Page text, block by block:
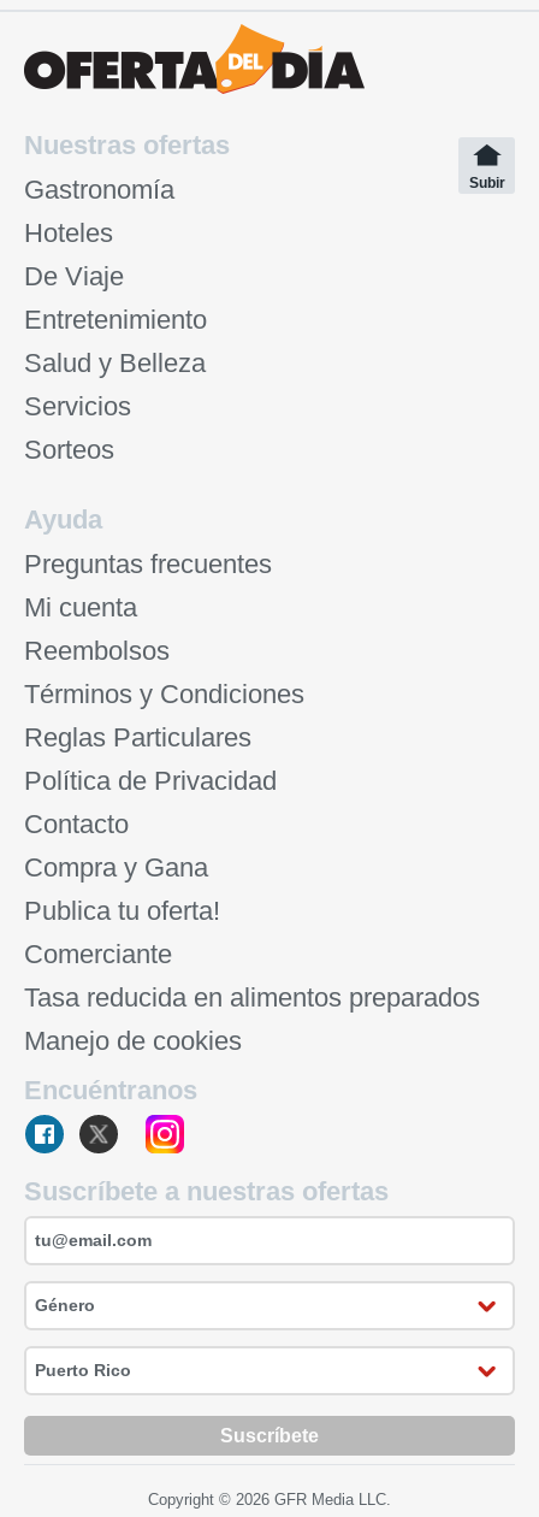
Nuestras ofertas
Gastronomía
Hoteles
De Viaje
Entretenimiento
Salud y Belleza
Servicios
Sorteos
Subir
Ayuda
Preguntas frecuentes
Mi cuenta
Reembolsos
Términos y Condiciones
Reglas Particulares
Política de Privacidad
Contacto
Compra y Gana
Publica tu oferta!
Comerciante
Tasa reducida en alimentos preparados
Manejo de cookies
Encuéntranos
Suscríbete a nuestras ofertas
Suscríbete
Copyright © 2026 GFR Media LLC.